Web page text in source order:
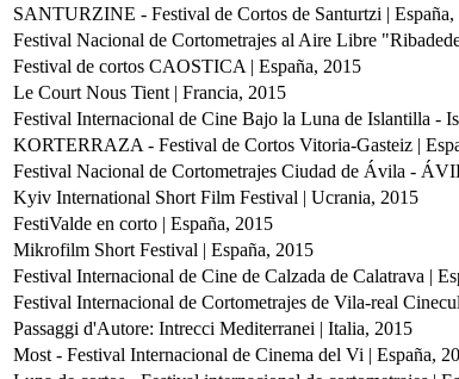
SANTURZINE - Festival de Cortos de Santurtzi | España,
Festival Nacional de Cortometrajes al Aire Libre
Festival de cortos CAOSTICA | España, 2015
Le Court Nous Tient | Francia, 2015
Festival Internacional de Cine Bajo la Luna de Islantilla -
KORTERRAZA - Festival de Cortos Vitoria-Gasteiz |
Festival Nacional de Cortometrajes Ciudad de Ávila -
Kyiv International Short Film Festival | Ucrania, 2015
FestiValde en corto | España, 2015
Mikrofilm Short Festival | España, 2015
Festival Internacional de Cine de Calzada de Calatrava |
Festival Internacional de Cortometrajes de Vila-real
Passaggi d'Autore: Intrecci Mediterranei | Italia, 2015
Most - Festival Internacional de Cinema del Vi | España,